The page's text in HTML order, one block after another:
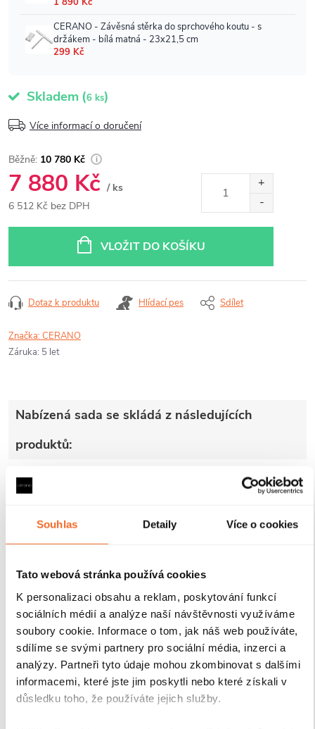
Souhlas Detaily Více o cookies
Tato webová stránka používá cookies
K personalizaci obsahu a reklam, poskytování funkcí
sociálních médií a analýze naší návštěvnosti využíváme
soubory cookie. Informace o tom, jak náš web používáte,
sdílíme se svými partnery pro sociální média, inzerci a
analýzy. Partneři tyto údaje mohou zkombinovat s dalšími
informacemi, které jste jim poskytli nebo které získali v
důsledku toho, že používáte jejich služby.
Skladem (6 ks)
Více informací o doručení
10 780 Kč
7 880 Kč / ks
6 512 Kč bez DPH
VLOŽIT DO KOŠÍKU
Dotaz k produktu Hlídací pes Sdílet
Značka:CERANO
Záruka: 5 let
Nabízená sada se skládá z následujících
produktů:
Ferri L/P - 6 mm -
transparentní sklo
- 100x195 cm
Skladem > 10 ks
3 090 Kč
dveře Santini L/P
transparentní sklo
- 100x195 cm
Skladem 6 ks
4 790 Kč
Popis produktu